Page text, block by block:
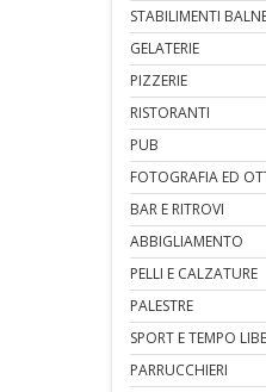
STABILIMENTI
GELATERIE
PIZZERIE
RISTORANTI
PUB
FOTOGRAFIA ED
BAR E RITROVI
ABBIGLIAMENTO
PELLI E CALZATURE
PALESTRE
SPORT E TEMPO
PARRUCCHIERI